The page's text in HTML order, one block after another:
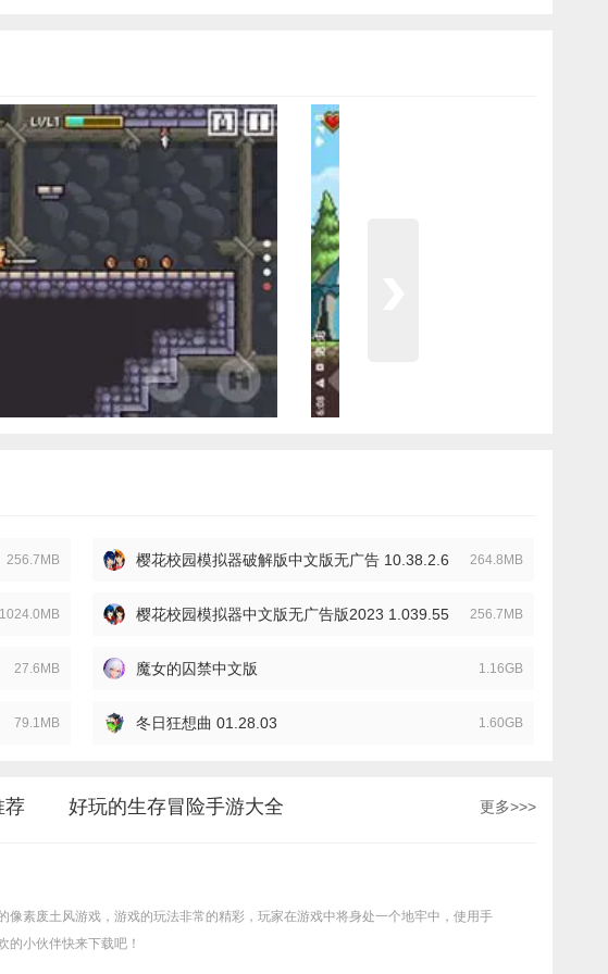
256.7MB 樱花校园模拟器破解版中文版无广告 10.38.2.6 264.8MB
1024.0MB 樱花校园模拟器中文版无广告版2023 1.039.55 256.7MB
27.6MB 魔女的囚禁中文版 1.16GB
79.1MB 冬日狂想曲 01.28.03 1.60GB
荐 好玩的生存冒险手游大全 更多>>>
像素废土风游戏，游戏的玩法非常的精彩，玩家在游戏中将身处一个地牢中，使用手
的小伙伴快来下载吧！